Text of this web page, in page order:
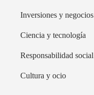
Inversiones y negocios
Ciencia y tecnología
Responsabilidad social
Cultura y ocio